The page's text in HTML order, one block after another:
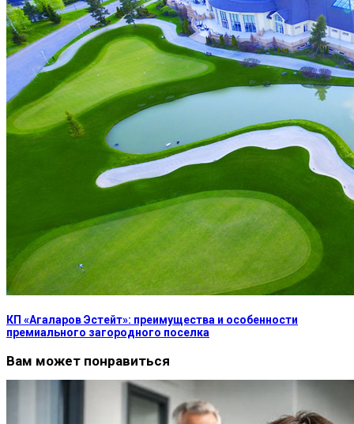
КП «Агаларов Эстейт»: преимущества и особенности
премиального загородного поселка
Вам может понравиться